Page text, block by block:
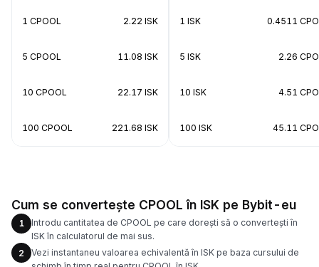
1 CPOOL 2.22 ISK
5 CPOOL 11.08 ISK
10 CPOOL 22.17 ISK
100 CPOOL 221.68 ISK
1 ISK 0.4511
5 ISK 2.26
10 ISK 4.51
100 ISK 45.11
Cum se convertește CPOOL în ISK pe Bybit-eu
1
Introdu cantitatea de CPOOL pe care dorești să o convertești în
ISK în calculatorul de mai sus.
2
Vezi instantaneu valoarea echivalentă în ISK pe baza cursului de